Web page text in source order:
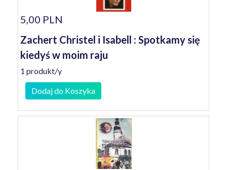
5,00 PLN
Zachert Christel i Isabell : Spotkamy się
kiedyś w moim raju
1 produkt/y
Dodaj do Koszyka